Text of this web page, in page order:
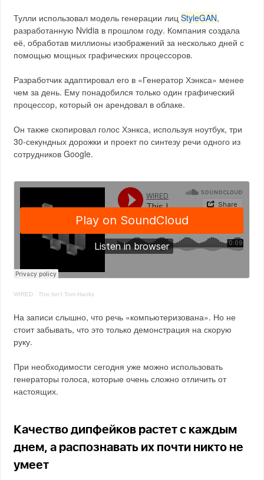
Тулли использовал модель генерации лицStyleGAN,
разработанную Nvidia в прошлом году. Компания создала
её, обработав миллионы изображений за несколько дней с
помощью мощных графических процессоров.
Разработчик адаптировал его в «Генератор Хэнкса» менее
чем за день. Ему понадобился только один графический
процессор, который он арендовал в облаке.
Он также скопировал голос Хэнкса, используя ноутбук, три
30-секундных дорожки и проект по синтезу речи одного из
сотрудников Google.
WIRED ·This Isn't Tom Hanks
На записи слышно, что речь «компьютеризована». Но не
стоит забывать, что это только демонстрация на скорую
руку.
При необходимости сегодня уже можно использовать
генераторы голоса, которые очень сложно отличить от
настоящих.
Качество дипфейков растет с каждым
днем, а распознавать их почти никто не
умеет